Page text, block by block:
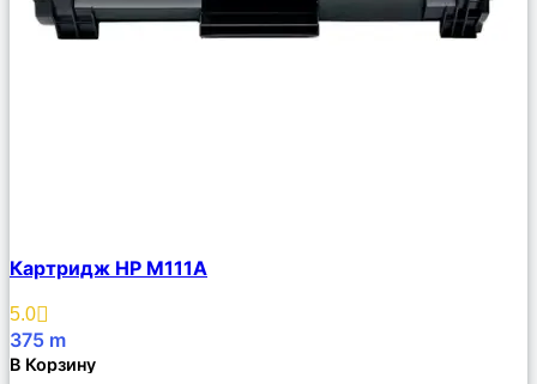
Описание
Избранное
Картридж HP M111A
5.0
375 m
В Корзину